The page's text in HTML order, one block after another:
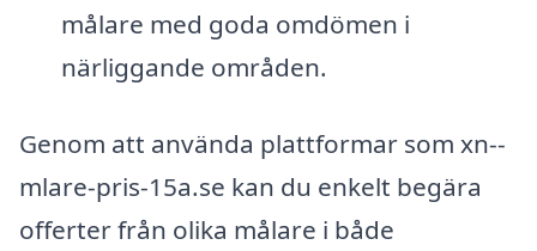
målare med goda omdömen i
närliggande områden.
Genom att använda plattformar som xn--
mlare-pris-15a.se kan du enkelt begära
offerter från olika målare i både